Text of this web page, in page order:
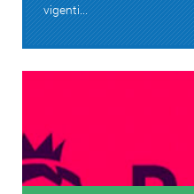
vigenti...